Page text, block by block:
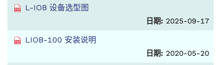
L-IOB 设备选型图
日期: 2025-09-17
LIOB-100 安装说明
日期: 2020-05-20